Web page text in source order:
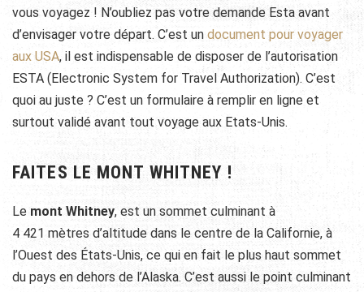
vous voyagez ! N’oubliez pas votre demande Esta avant
d’envisager votre départ. C’est un document pour voyager
aux USA, il est indispensable de disposer de l’autorisation
ESTA (Electronic System for Travel Authorization). C’est
quoi au juste ? C’est un formulaire à remplir en ligne et
surtout validé avant tout voyage aux Etats-Unis.
FAITES LE MONT WHITNEY !
Le mont Whitney, est un sommet culminant à
4 421 mètres d’altitude dans le centre de la Californie, à
l’Ouest des États-Unis, ce qui en fait le plus haut sommet
du pays en dehors de l’Alaska. C’est aussi le point culminant